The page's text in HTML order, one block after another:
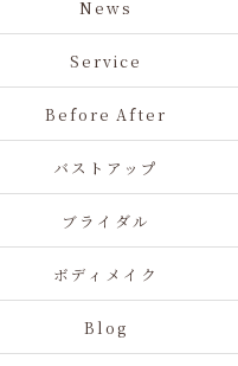
News
Service
Before After
バストアップ
ブライダル
ボディメイク
Blog